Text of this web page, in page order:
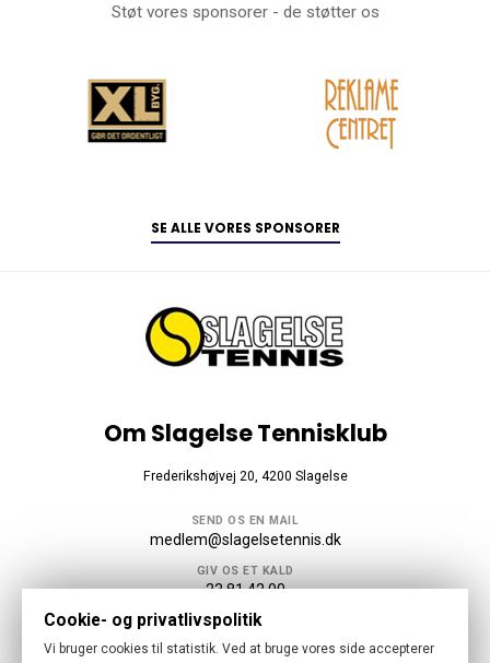
Støt vores sponsorer - de støtter os
SE ALLE VORES SPONSORER
Om Slagelse Tennisklub
Frederikshøjvej 20, 4200 Slagelse
SEND OS EN MAIL
medlem@slagelsetennis.dk
GIV OS ET KALD
23 81 42 00
Følg os
Cookie- og privatlivspolitik
Vi bruger cookies til statistik. Ved at bruge vores side accepterer